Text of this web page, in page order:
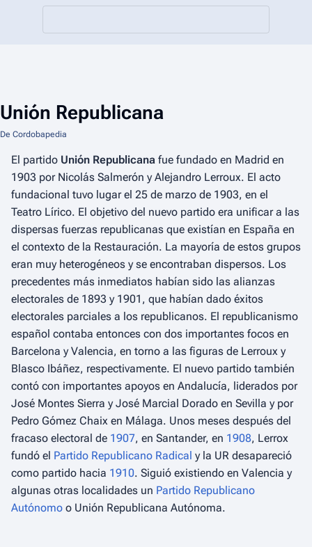
Unión Republicana
De Cordobapedia
El partido Unión Republicana fue fundado en Madrid en
1903 por Nicolás Salmerón y Alejandro Lerroux. El acto
fundacional tuvo lugar el 25 de marzo de 1903, en el
Teatro Lírico.​ El objetivo del nuevo partido era unificar a las
dispersas fuerzas republicanas que existían en España en
el contexto de la Restauración. La mayoría de estos grupos
eran muy heterogéneos y se encontraban dispersos. Los
precedentes más inmediatos habían sido las alianzas
electorales de 1893 y 1901, que habían dado éxitos
electorales parciales a los republicanos. El republicanismo
español contaba entonces con dos importantes focos en
Barcelona y Valencia, en torno a las figuras de Lerroux y
Blasco Ibáñez, respectivamente.​ El nuevo partido también
contó con importantes apoyos en Andalucía, liderados por
José Montes Sierra y José Marcial Dorado en Sevilla​ y por
Pedro Gómez Chaix en Málaga. Unos meses después del
fracaso electoral de 1907, en Santander, en 1908, Lerrox
fundó el Partido Republicano Radical y la UR desapareció
como partido hacia 1910. Siguió existiendo en Valencia y
algunas otras localidades un Partido Republicano
Autónomo o Unión Republicana Autónoma.